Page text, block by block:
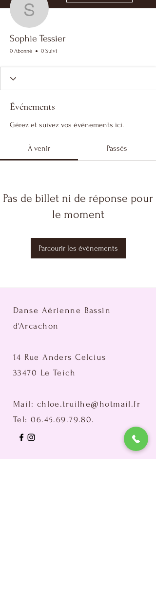
Sophie Tessier
Sophie Tessier
0 Abonné 0 Suivi
Événements
Gérez et suivez vos événements ici.
À venir Passés
Pas de billet ni de réponse pour
le moment
Parcourir les événements
Danse Aérienne Bassin
d'Arcachon
14 Rue Anders Celcius
33470 Le Teich
Mail: chloe.truilhe@hotmail.fr
Tel:06.45.69.79.80.